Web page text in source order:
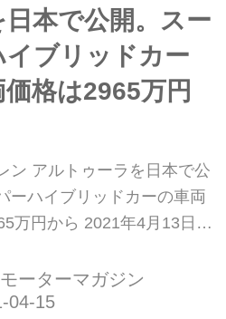
日本で公開。スー
イブリッドカー
格は2965万円
ン アルトゥーラを日本で公
ーハイブリッドカーの車両
万円から 2021年4月13日、
ズ生産ハイパフォーマンス
ド スーパーカー「McLaren
ーターマガジン